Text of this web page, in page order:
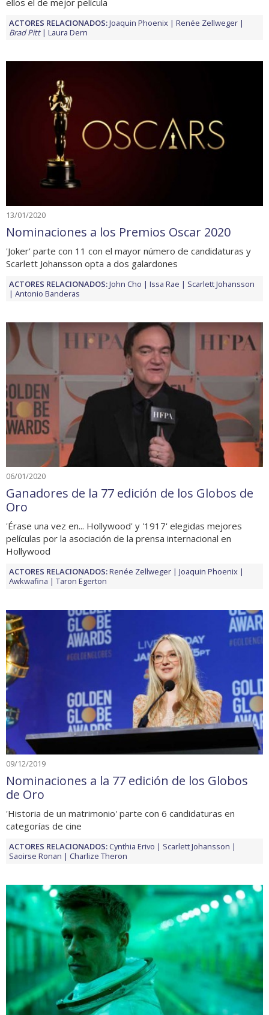
ellos el de mejor película
ACTORES RELACIONADOS:Joaquin Phoenix
Renée Zellweger
Brad Pitt
Laura Dern
13/01/2020
Nominaciones a los Premios Oscar 2020
'Joker' parte con 11 con el mayor número de candidaturas y
Scarlett Johansson opta a dos galardones
ACTORES RELACIONADOS:John Cho Issa Rae
Scarlett Johansson
Antonio Banderas
06/01/2020
Ganadores de la 77 edición de los Globos de
Oro
'Érase una vez en... Hollywood' y '1917' elegidas mejores
películas por la asociación de la prensa internacional en
Hollywood
ACTORES RELACIONADOS:Renée Zellweger
Joaquin Phoenix
Awkwafina
Taron Egerton
09/12/2019
Nominaciones a la 77 edición de los Globos
de Oro
'Historia de un matrimonio' parte con 6 candidaturas en
categorías de cine
ACTORES RELACIONADOS:Cynthia Erivo
Scarlett Johansson
Saoirse Ronan
Charlize Theron